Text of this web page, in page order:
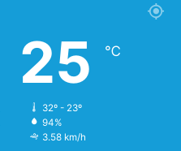
25 ℃
32º - 23º
94%
3.58 km/h